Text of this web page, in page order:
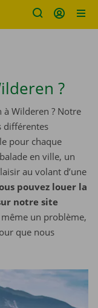
?
à Wilderen ? Notre
différentes
pour chaque
en ville, un
au volant d’une
pouvez louer la
notre site
un problème,
que nous